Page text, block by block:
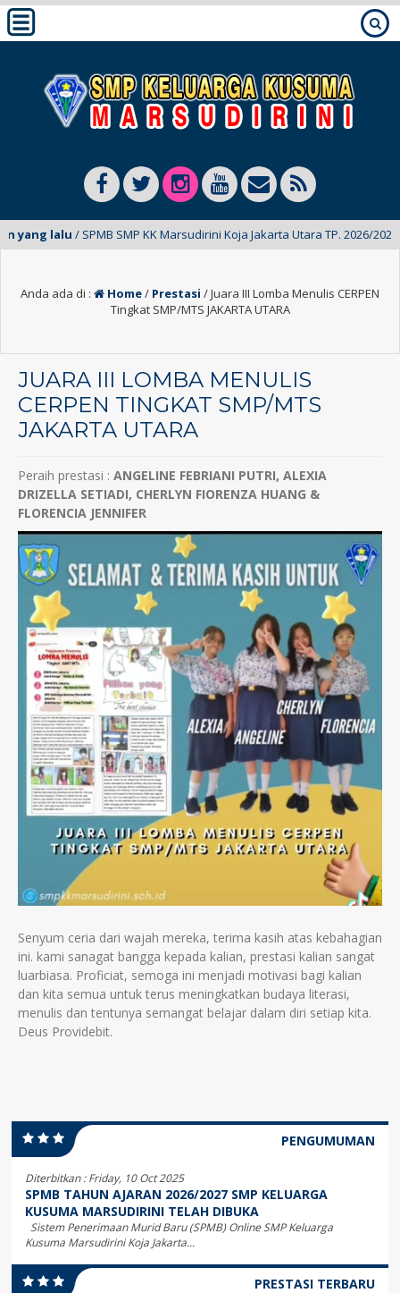
lalu/ SPMB SMP KK Marsudirini Koja Jakarta Utara TP. 2026/2027
Anda ada di : Home/ Prestasi /Juara III Lomba Menulis CERPEN
Tingkat SMP/MTS JAKARTA UTARA
JUARA III LOMBA MENULIS
CERPEN TINGKAT SMP/MTS
JAKARTA UTARA
Peraih prestasi : ANGELINE FEBRIANI PUTRI, ALEXIA
DRIZELLA SETIADI, CHERLYN FIORENZA HUANG &
FLORENCIA JENNIFER
Senyum ceria dari wajah mereka, terima kasih atas kebahagian
ini. kami sanagat bangga kepada kalian, prestasi kalian sangat
luarbiasa. Proficiat, semoga ini menjadi motivasi bagi kalian
dan kita semua untuk terus meningkatkan budaya literasi,
menulis dan tentunya semangat belajar dalam diri setiap kita.
Deus Providebit.
PENGUMUMAN
Diterbitkan :Friday, 10 Oct 2025
SPMB TAHUN AJARAN 2026/2027 SMP KELUARGA
KUSUMA MARSUDIRINI TELAH DIBUKA
Sistem Penerimaan Murid Baru (SPMB) Online SMP Keluarga
Kusuma Marsudirini Koja Jakarta...
PRESTASI TERBARU